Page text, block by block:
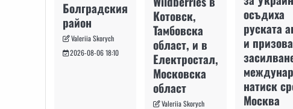
Болградския
район
Valeriia Skorych
2026-08-06 18:10
Котовск,
Тамбовска
област, и в
Електростал,
Московска
област
Valeriia Skorych
осъдиха
руската
и
натиск
Москва